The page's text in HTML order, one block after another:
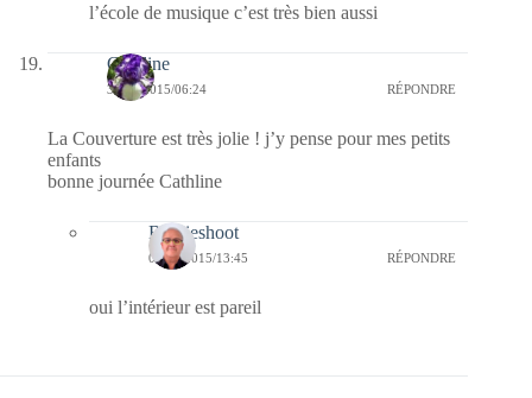
l’école de musique c’est très bien aussi
Cathline
30/04/2015/06:24 RÉPONDRE
La Couverture est très jolie ! j’y pense pour mes petits
enfants
bonne journée Cathline
Bernieshoot
05/05/2015/13:45 RÉPONDRE
oui l’intérieur est pareil